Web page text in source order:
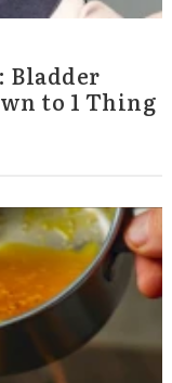
Bladder
to 1 Thing